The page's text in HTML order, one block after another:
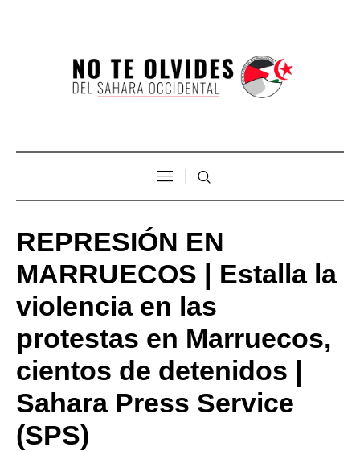
REPRESIÓN EN
MARRUECOS | Estalla la
violencia en las
protestas en Marruecos,
cientos de detenidos |
Sahara Press Service
(SPS)